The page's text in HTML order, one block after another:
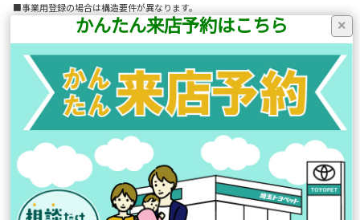
■事業用登録の場合は構造要件が異なります。
■車両本体価格はスペアタイヤ（車両装着タイヤ）、タイヤ交換用工具付の価格で
■車両本体価格にはオプション価格は含まれていません。
■保険料、税金（除く消費税）、登録料等の諸費用は別途申し受けます。
■自動車リサイクル法の施行により、リサイクル料金が別途必要となります。
■ボディカラーおよび内装色は撮影および表示画面の関係で実際の色とは異なって見
えることがあります。また、実車においてもご覧になる環境（屋内外、光の角度等）
により、ボディカラーの見え方は異なります。
■写真は機能説明のために各ランプを点灯させたものです。実際の走行状態を示す
ものではありません。
■写真は機能説明のためにボディの一部を切断したカットモデルです。
■画面はハメ込み合成です。画面はイメージで実際とは異なる場合があります。
■一部の写真は合成・イメージです。
×
かんたん来店予約はこちら